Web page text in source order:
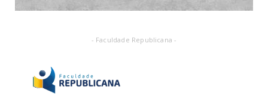
- Faculdade Republicana -